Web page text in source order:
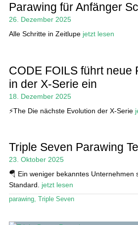
Parawing für Anfänger
26. Dezember 2025
Alle Schritte in Zeitlupe jetzt lesen
CODE FOILS führt neue
in der X-Serie ein
18. Dezember 2025
⚡️The Die nächste Evolution der X-Serie
Triple Seven Parawing
23. Oktober 2025
🪂 Ein weniger bekanntes Unternehmen
Standard. jetzt lesen
parawing, Triple Seven